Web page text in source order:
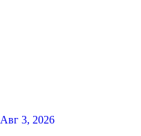
Авг 3, 2026